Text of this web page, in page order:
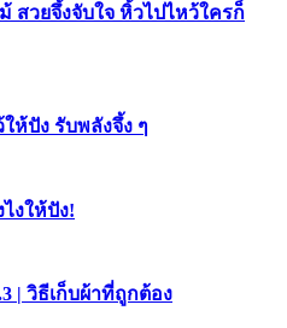
สวยจึ้งจับใจ หิ้วไปไหว้ใครก็
ห้ปัง รับพลังจึ้ง ๆ
งให้ปัง!
| วิธีเก็บผ้าที่ถูกต้อง